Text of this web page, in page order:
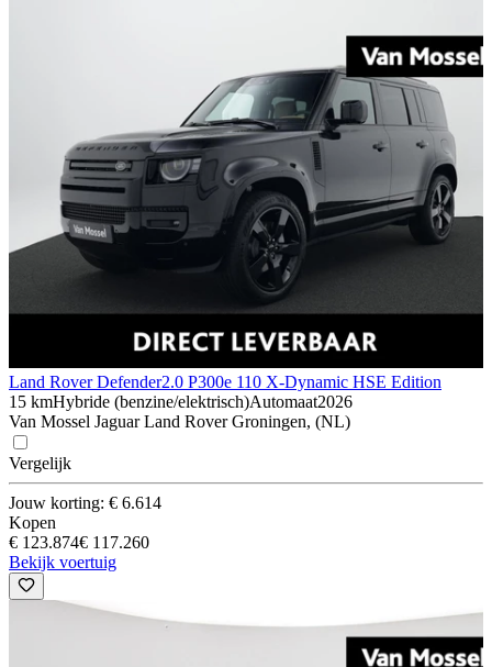
Land Rover Defender2.0 P300e 110 X-Dynamic HSE Edition
15 kmHybride (benzine/elektrisch)Automaat2026
Van Mossel Jaguar Land Rover Groningen, (NL)
Vergelijk
Jouw korting: € 6.614
Kopen
€ 123.874€ 117.260
Bekijk voertuig